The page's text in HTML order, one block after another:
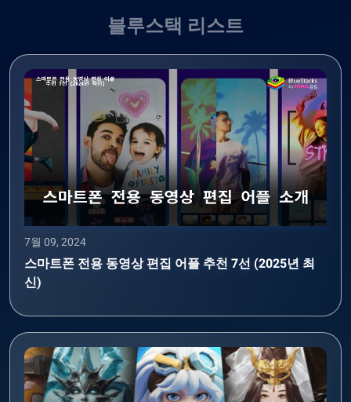
블루스택 리스트
7월 09, 2024
스마트폰 전용 동영상 편집 어플 추천 7선 (2025년 최
신)